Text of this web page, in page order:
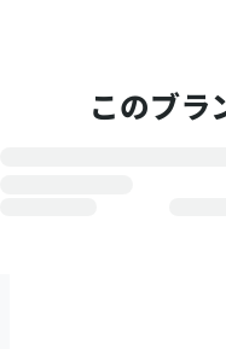
このブラ